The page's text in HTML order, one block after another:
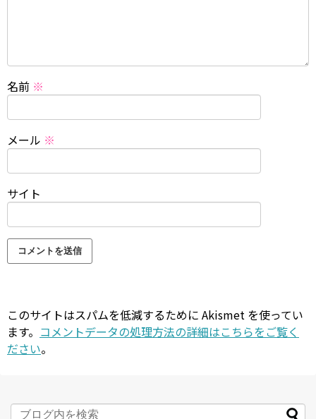
名前 ※
メール ※
サイト
このサイトはスパムを低減するために Akismet を使ってい
ます。 コメントデータの処理方法の詳細はこちらをご覧く
ださい。